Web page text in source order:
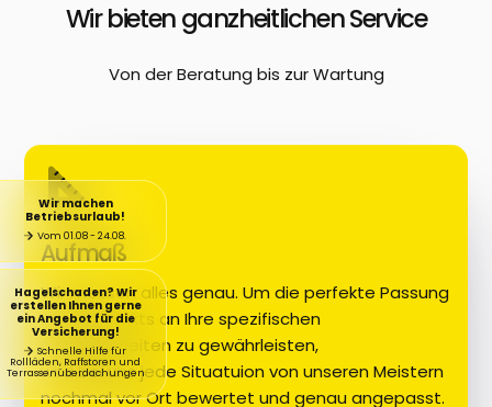
Wir bieten ganzheitlichen Service
Von der Beratung bis zur Wartung
Aufmaß
Wir messen alles genau. Um die perfekte Passung
Ihres Produkts an Ihre spezifischen
Gegebenheiten zu gewährleisten,
wird bei uns jede Situatuion von unseren Meistern
nochmal vor Ort bewertet und genau angepasst.
Wir machen
Betriebsurlaub!
Vom 01.08 - 24.08.
Hagelschaden? Wir
erstellen Ihnen gerne
ein Angebot für die
Versicherung!
Schnelle Hilfe für
Rollläden, Raffstoren und
Terrassenüberdachungen